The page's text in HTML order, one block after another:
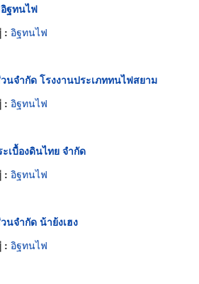
ฐทนไฟ
: อิฐทนไฟ
นจำกัด โรงงานประเภททนไฟสยาม
: อิฐทนไฟ
เบื้องดินไทย จำกัด
: อิฐทนไฟ
นจำกัด น้าย้งเฮง
: อิฐทนไฟ